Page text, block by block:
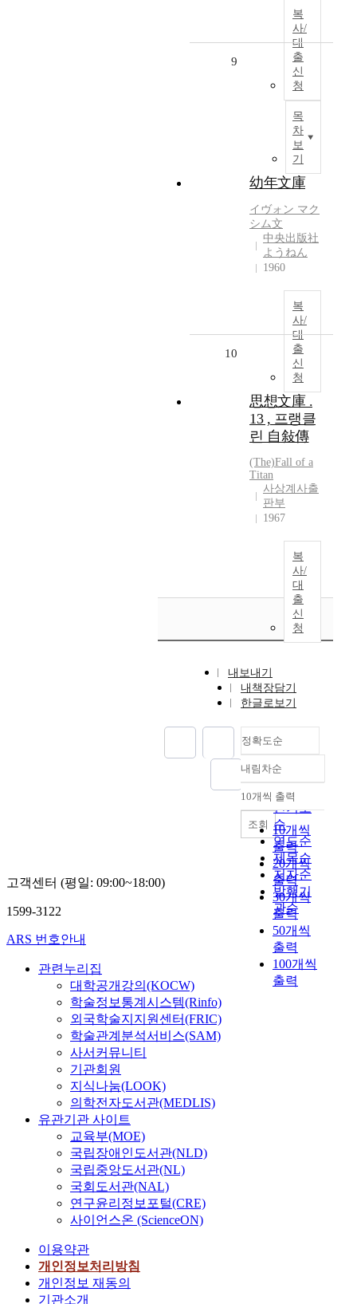
복
사/
대
출
신
청
목
차
보
기
9
幼年文庫
イヴォン マク
シム文
中央出版社
ようねん
1960
복
사/
대
출
신
청
10
思想文庫 .
13 , 프랭클
린 自敍傳
(The)Fall of a
Titan
사상계사출
판부
1967
복
사/
대
출
신
청
내보내기
내책장담기
한글로보기
정확도순
정확도
순
인기도
순
연도순
제목순
저자순
발행기
관순
내림차순
내림차순
10개씩 출력
10개씩
출력
20개씩
출력
30개씩
출력
50개씩
출력
100개씩
출력
조회
고객센터 (평일: 09:00~18:00)
1599-3122
ARS 번호안내
관련누리집
대학공개강의(KOCW)
학술정보통계시스템(Rinfo)
외국학술지지원센터(FRIC)
학술관계분석서비스(SAM)
사서커뮤니티
기관회원
지식나눔(LOOK)
의학전자도서관(MEDLIS)
유관기관 사이트
교육부(MOE)
국립장애인도서관(NLD)
국립중앙도서관(NL)
국회도서관(NAL)
연구윤리정보포털(CRE)
사이언스온 (ScienceON)
이용약관
개인정보처리방침
개인정보 재동의
기관소개